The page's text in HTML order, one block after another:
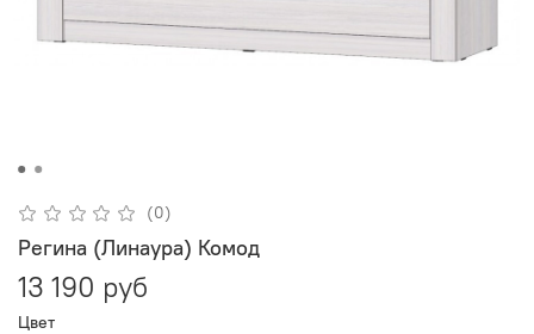
(0)
Регина (Линаура) Комод
13 190 руб
Цвет